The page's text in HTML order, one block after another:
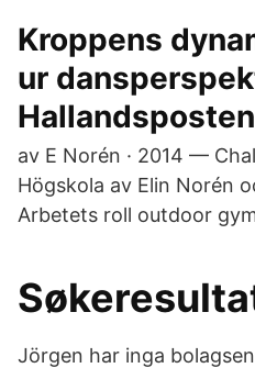
Kroppens
ur
Hallandsposten
av E Norén · 2014 —
Högskola av Elin Norén
Arbetets roll outdoor
Jörgen har inga